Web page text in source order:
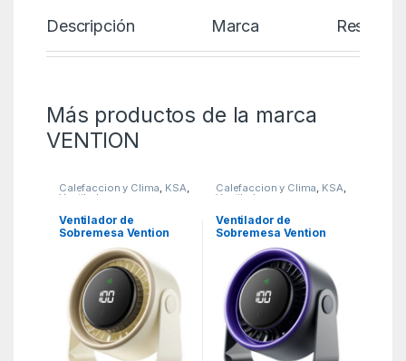
Descripción Marca Reseñas
Más productos de la marca
VENTION
Calefaccion y Clima, KSA,
Ventiladores y
Ventilador de
Sobremesa Vention
PBJN0-PRO/ 10W/ 7
Aspas/ 3 Velocidades
Calefaccion y Clima, KSA,
Ventiladores y
Ventilador de
Sobremesa Vention
PBJH0-PRO/ 10W/ 7
Aspas/ 3 Velocidades